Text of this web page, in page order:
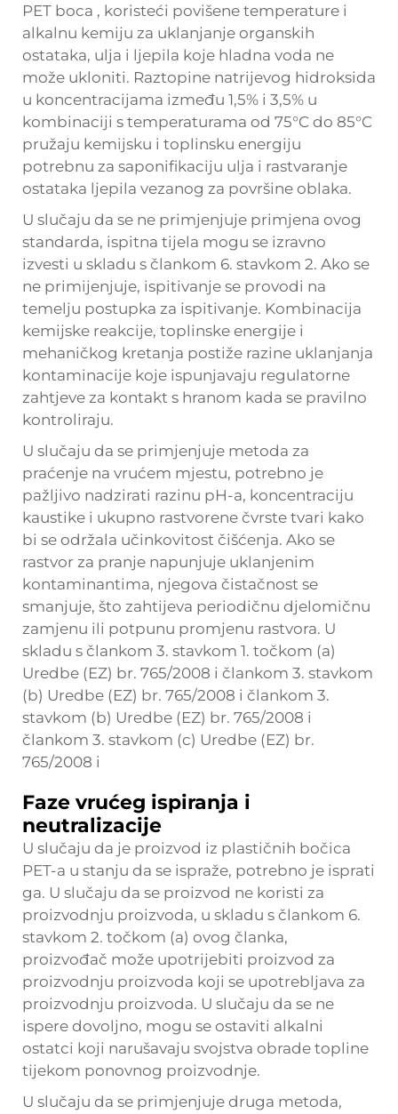
PET boca , koristeći povišene temperature i
alkalnu kemiju za uklanjanje organskih
ostataka, ulja i ljepila koje hladna voda ne
može ukloniti. Raztopine natrijevog hidroksida
u koncentracijama između 1,5% i 3,5% u
kombinaciji s temperaturama od 75°C do 85°C
pružaju kemijsku i toplinsku energiju
potrebnu za saponifikaciju ulja i rastvaranje
ostataka ljepila vezanog za površine oblaka.
U slučaju da se ne primjenjuje primjena ovog
standarda, ispitna tijela mogu se izravno
izvesti u skladu s člankom 6. stavkom 2. Ako se
ne primijenjuje, ispitivanje se provodi na
temelju postupka za ispitivanje. Kombinacija
kemijske reakcije, toplinske energije i
mehaničkog kretanja postiže razine uklanjanja
kontaminacije koje ispunjavaju regulatorne
zahtjeve za kontakt s hranom kada se pravilno
kontroliraju.
U slučaju da se primjenjuje metoda za
praćenje na vrućem mjestu, potrebno je
pažljivo nadzirati razinu pH-a, koncentraciju
kaustike i ukupno rastvorene čvrste tvari kako
bi se održala učinkovitost čišćenja. Ako se
rastvor za pranje napunjuje uklanjenim
kontaminantima, njegova čistačnost se
smanjuje, što zahtijeva periodičnu djelomičnu
zamjenu ili potpunu promjenu rastvora. U
skladu s člankom 3. stavkom 1. točkom (a)
Uredbe (EZ) br. 765/2008 i člankom 3. stavkom
(b) Uredbe (EZ) br. 765/2008 i člankom 3.
stavkom (b) Uredbe (EZ) br. 765/2008 i
člankom 3. stavkom (c) Uredbe (EZ) br.
765/2008 i
Faze vrućeg ispiranja i
neutralizacije
U slučaju da je proizvod iz plastičnih bočica
PET-a u stanju da se ispraže, potrebno je isprati
ga. U slučaju da se proizvod ne koristi za
proizvodnju proizvoda, u skladu s člankom 6.
stavkom 2. točkom (a) ovog članka,
proizvođač može upotrijebiti proizvod za
proizvodnju proizvoda koji se upotrebljava za
proizvodnju proizvoda. U slučaju da se ne
ispere dovoljno, mogu se ostaviti alkalni
ostatci koji narušavaju svojstva obrade topline
tijekom ponovnog proizvodnje.
U slučaju da se primjenjuje druga metoda,